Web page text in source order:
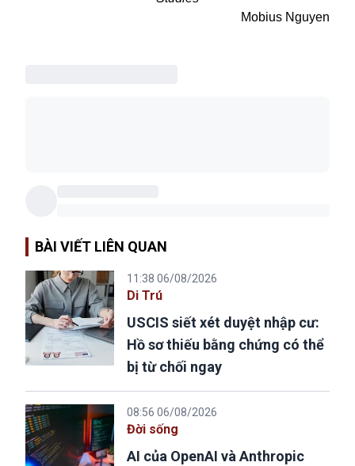
Mobius Nguyen
BÀI VIẾT LIÊN QUAN
11:38 06/08/2026
Di Trú
USCIS siết xét duyệt nhập cư:
Hồ sơ thiếu bằng chứng có thể
bị từ chối ngay
08:56 06/08/2026
Đời sống
AI của OpenAI và Anthropic